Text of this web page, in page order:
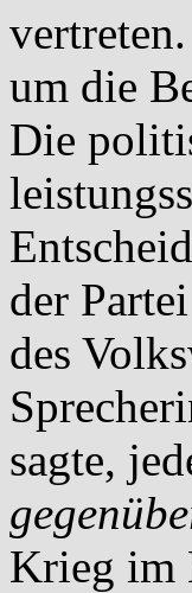
um die
Die
der
des
sagte,
Krieg im